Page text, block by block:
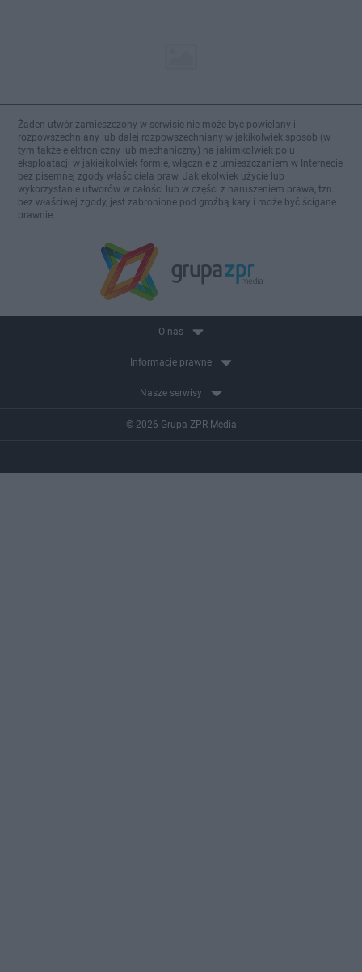
Żaden utwór zamieszczony w serwisie nie może być powielany i
rozpowszechniany lub dalej rozpowszechniany w jakikolwiek sposób (w
tym także elektroniczny lub mechaniczny) na jakimkolwiek polu
eksploatacji w jakiejkolwiek formie, włącznie z umieszczaniem w Internecie
bez pisemnej zgody właściciela praw. Jakiekolwiek użycie lub
wykorzystanie utworów w całości lub w części z naruszeniem prawa, tzn.
bez właściwej zgody, jest zabronione pod groźbą kary i może być ścigane
prawnie.
O nas
Informacje prawne
Nasze serwisy
© 2026 Grupa ZPR Media